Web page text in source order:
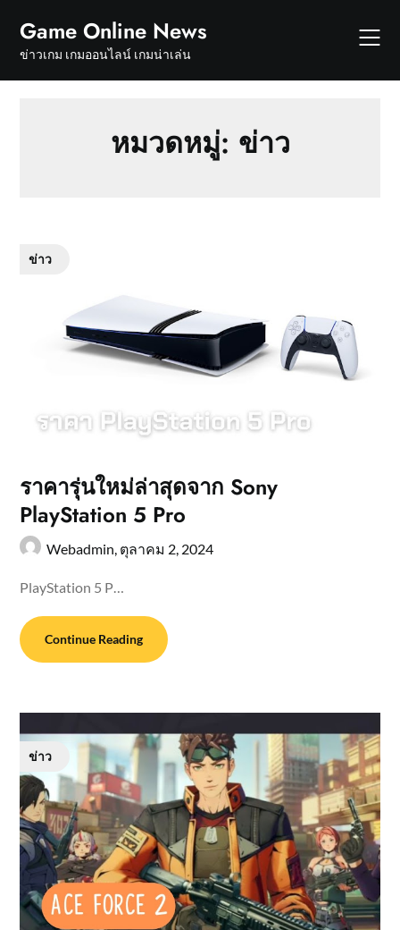
content
Game Online News
ข่าวเกม เกมออนไลน์ เกมน่าเล่น
หมวดหมู่: ข่าว
ข่าว
ราคารุ่นใหม่ล่าสุดจาก Sony
PlayStation 5 Pro
Webadmin, ตุลาคม 2, 2024
PlayStation 5 P…
Continue Reading
ข่าว